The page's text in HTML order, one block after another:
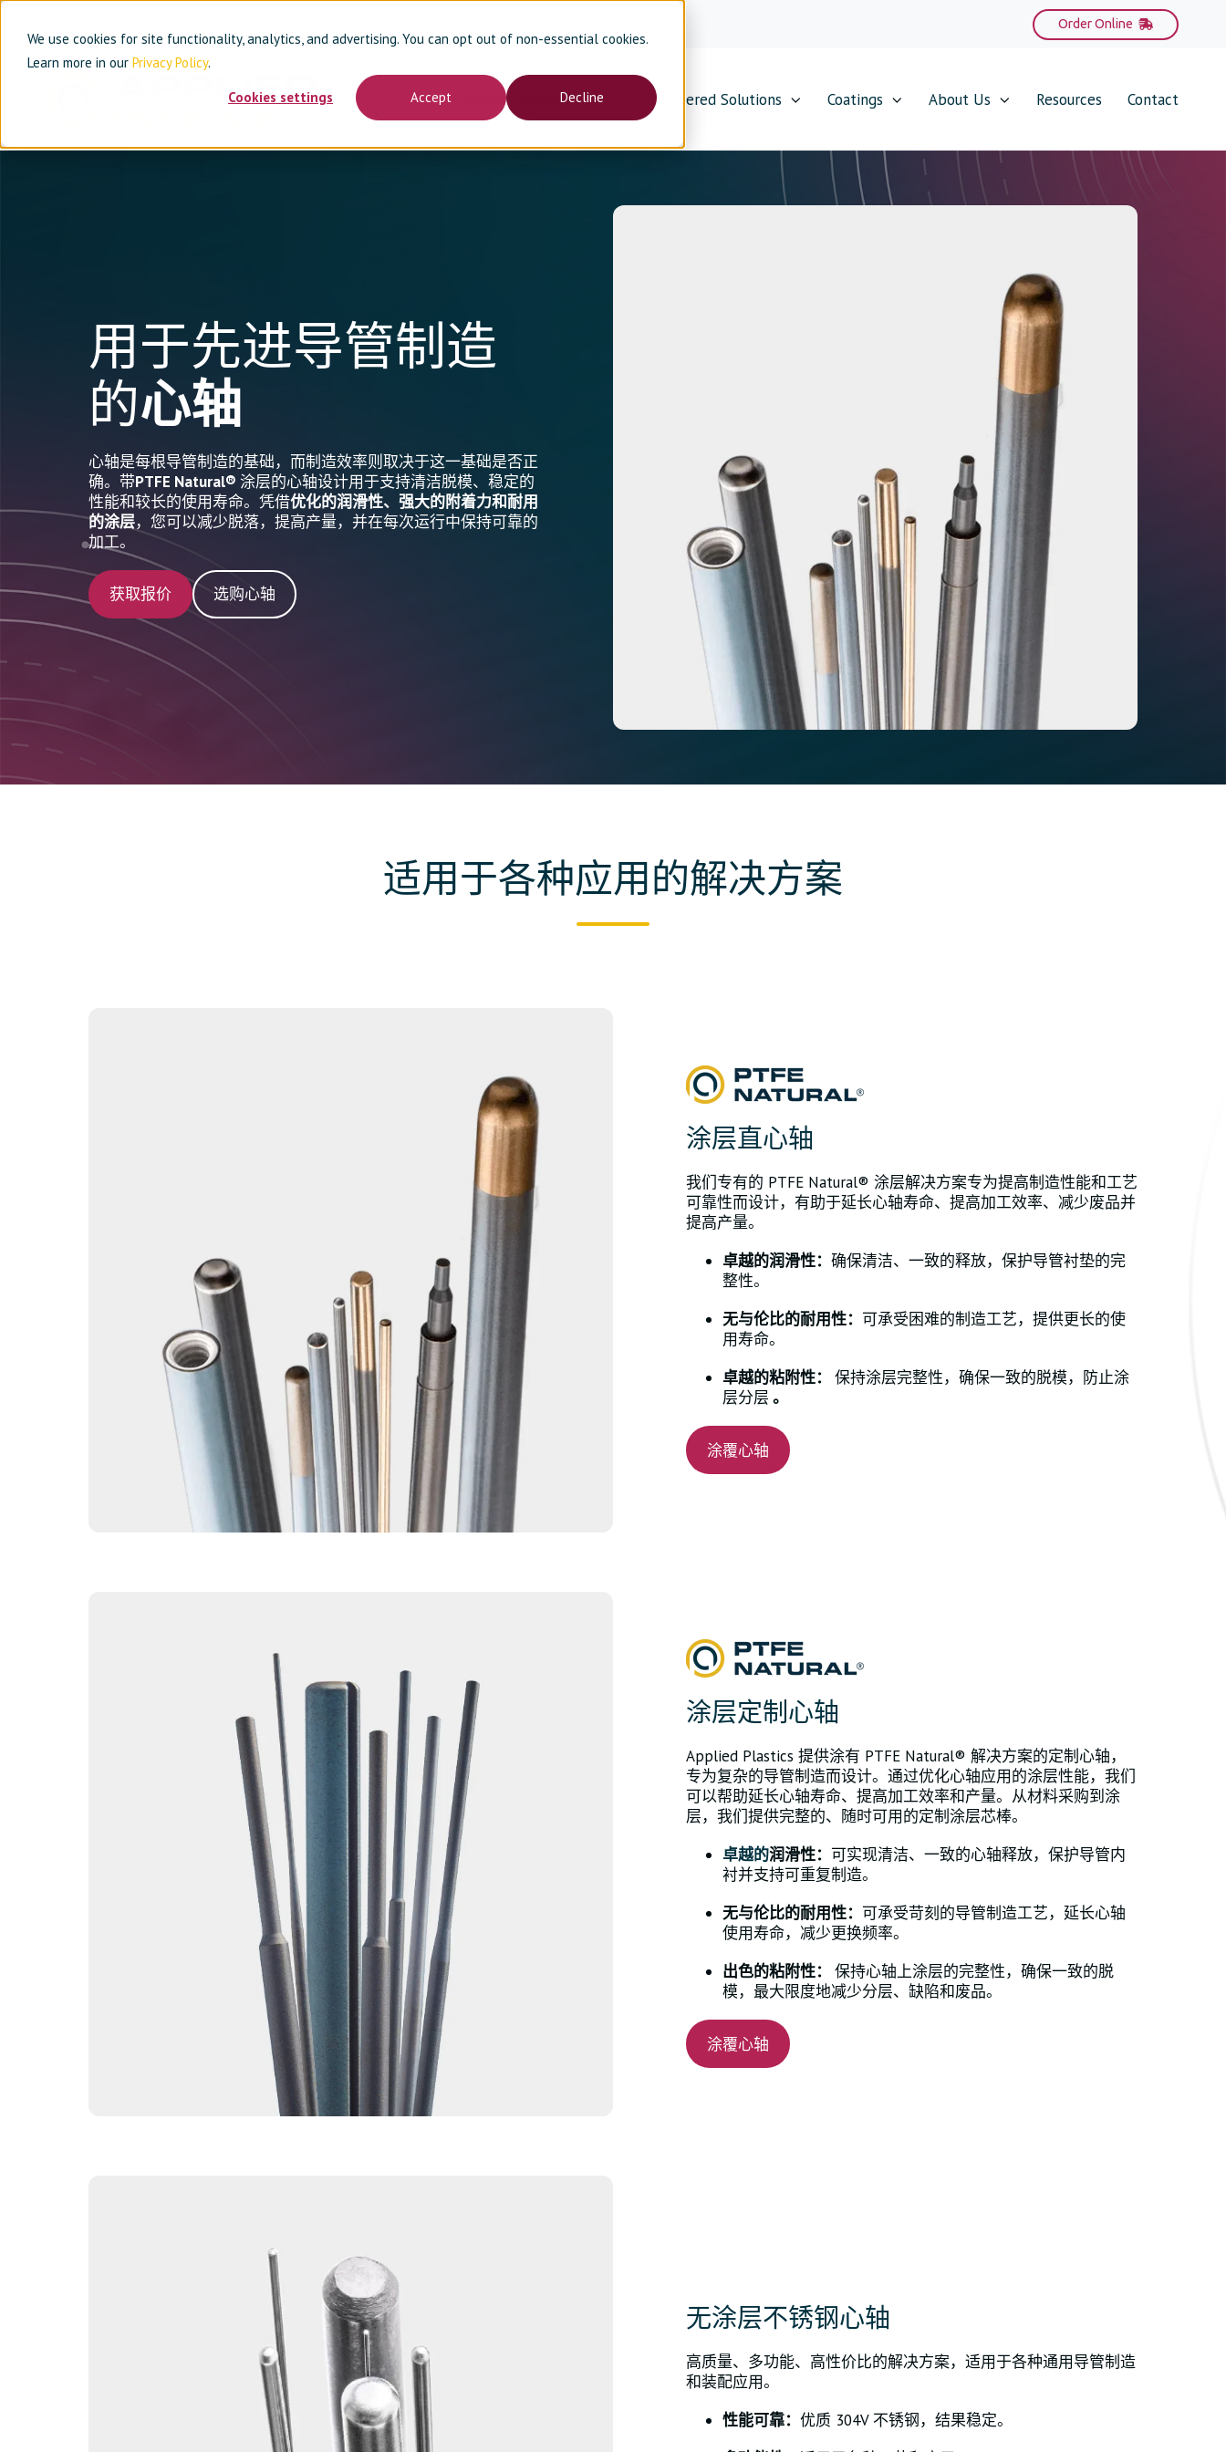
We use cookies for site functionality, analytics, and advertising. You can opt out of non-essential cookies.
Learn more in our Privacy Policy.
Cookies settings
Accept Decline
Order Online
Coated Components Engineered Solutions Coatings About Us Resources Contact
用于先进导管制造
的心轴
心轴是每根导管制造的基础，而制造效率则取决于这一基础是否正
确。带PTFE Natural® 涂层的心轴设计用于支持清洁脱模、稳定的
性能和较长的使用寿命。凭借优化的润滑性、强大的附着力和耐用
的涂层，您可以减少脱落，提高产量，并在每次运行中保持可靠的
加工。
获取报价 选购心轴
适用于各种应用的解决方案
涂层直心轴
我们专有的 PTFE Natural® 涂层解决方案专为提高制造性能和工艺
可靠性而设计，有助于延长心轴寿命、提高加工效率、减少废品并
提高产量。
卓越的润滑性： 确保清洁、一致的释放，保护导管衬垫的完
整性。
无与伦比的耐用性： 可承受困难的制造工艺，提供更长的使
用寿命。
卓越的粘附性： 保持涂层完整性，确保一致的脱模，防止涂
层分层 。
涂覆心轴
涂层定制心轴
Applied Plastics 提供涂有 PTFE Natural® 解决方案的定制心轴，
专为复杂的导管制造而设计。通过优化心轴应用的涂层性能，我们
可以帮助延长心轴寿命、提高加工效率和产量。从材料采购到涂
层，我们提供完整的、随时可用的定制涂层芯棒。
卓越的润滑性： 可实现清洁、一致的心轴释放，保护导管内
衬并支持可重复制造。
无与伦比的耐用性： 可承受苛刻的导管制造工艺，延长心轴
使用寿命，减少更换频率。
出色的粘附性： 保持心轴上涂层的完整性，确保一致的脱
模，最大限度地减少分层、缺陷和废品。
涂覆心轴
无涂层不锈钢心轴
高质量、多功能、高性价比的解决方案，适用于各种通用导管制造
和装配应用。
性能可靠： 优质 304V 不锈钢，结果稳定。